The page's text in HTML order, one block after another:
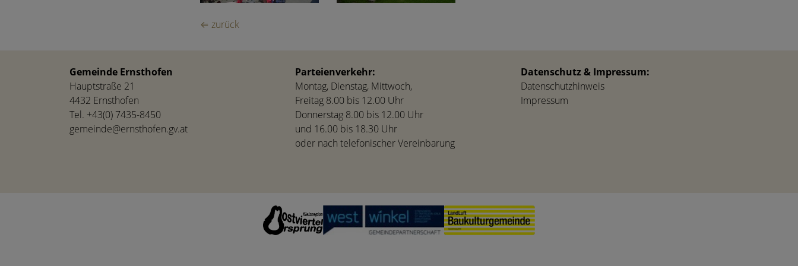
⇐ zurück
Gemeinde Ernsthofen
Hauptstraße 21
4432 Ernsthofen
Tel. +43(0) 7435-8450
gemeinde@ernsthofen.gv.at
Parteienverkehr:
Montag, Dienstag, Mittwoch,
Freitag 8.00 bis 12.00 Uhr
Donnerstag 8.00 bis 12.00 Uhr
und 16.00 bis 18.30 Uhr
oder nach telefonischer Vereinbarung
Datenschutz & Impressum:
Datenschutzhinweis
Impressum